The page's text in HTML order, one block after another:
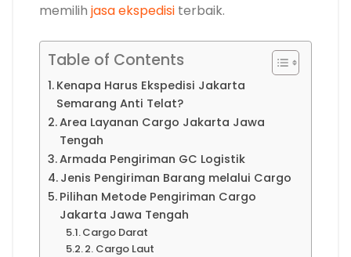
memilih jasa ekspedisi terbaik.
Table of Contents
Kenapa Harus Ekspedisi Jakarta
Semarang Anti Telat?
Area Layanan Cargo Jakarta Jawa
Tengah
Armada Pengiriman GC Logistik
Jenis Pengiriman Barang melalui Cargo
Pilihan Metode Pengiriman Cargo
Jakarta Jawa Tengah
Cargo Darat
2. Cargo Laut